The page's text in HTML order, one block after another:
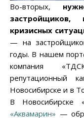
Во-вторых,
кризисных
— на
годы. В нашем
компания
репутационный
Новосибирске и в
В Новосибирске
«Аквамарин» —